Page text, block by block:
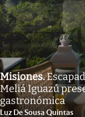
Misiones.
Meliá Iguazú
gastronómica
Luz De Sousa Quintas